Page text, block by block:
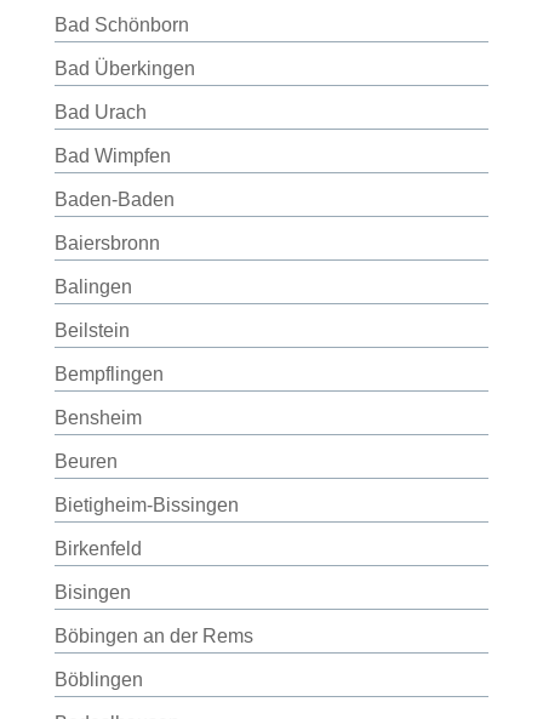
Bad Schönborn
Bad Überkingen
Bad Urach
Bad Wimpfen
Baden-Baden
Baiersbronn
Balingen
Beilstein
Bempflingen
Bensheim
Beuren
Bietigheim-Bissingen
Birkenfeld
Bisingen
Böbingen an der Rems
Böblingen